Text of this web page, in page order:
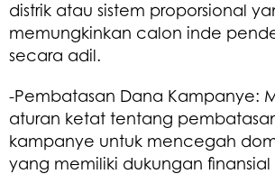
distrik atau sistem proporsional
memungkinkan calon inde
secara adil.
-Pembatasan Dana Kampanye:
aturan ketat tentang
kampanye untuk mencegah
yang memiliki dukungan finansial